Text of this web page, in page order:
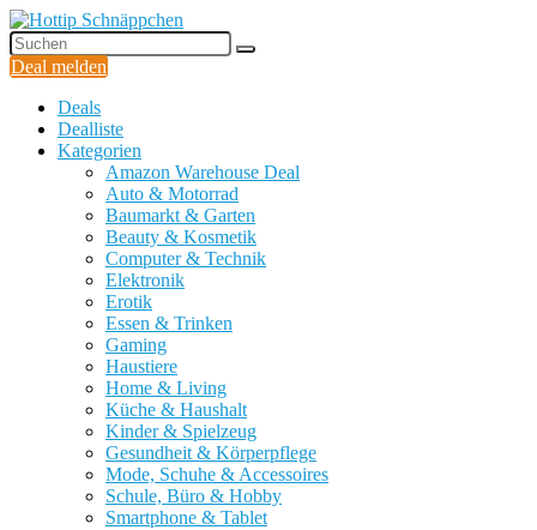
Deal melden
Deals
Dealliste
Kategorien
Amazon Warehouse Deal
Auto & Motorrad
Baumarkt & Garten
Beauty & Kosmetik
Computer & Technik
Elektronik
Erotik
Essen & Trinken
Gaming
Haustiere
Home & Living
Küche & Haushalt
Kinder & Spielzeug
Gesundheit & Körperpflege
Mode, Schuhe & Accessoires
Schule, Büro & Hobby
Smartphone & Tablet